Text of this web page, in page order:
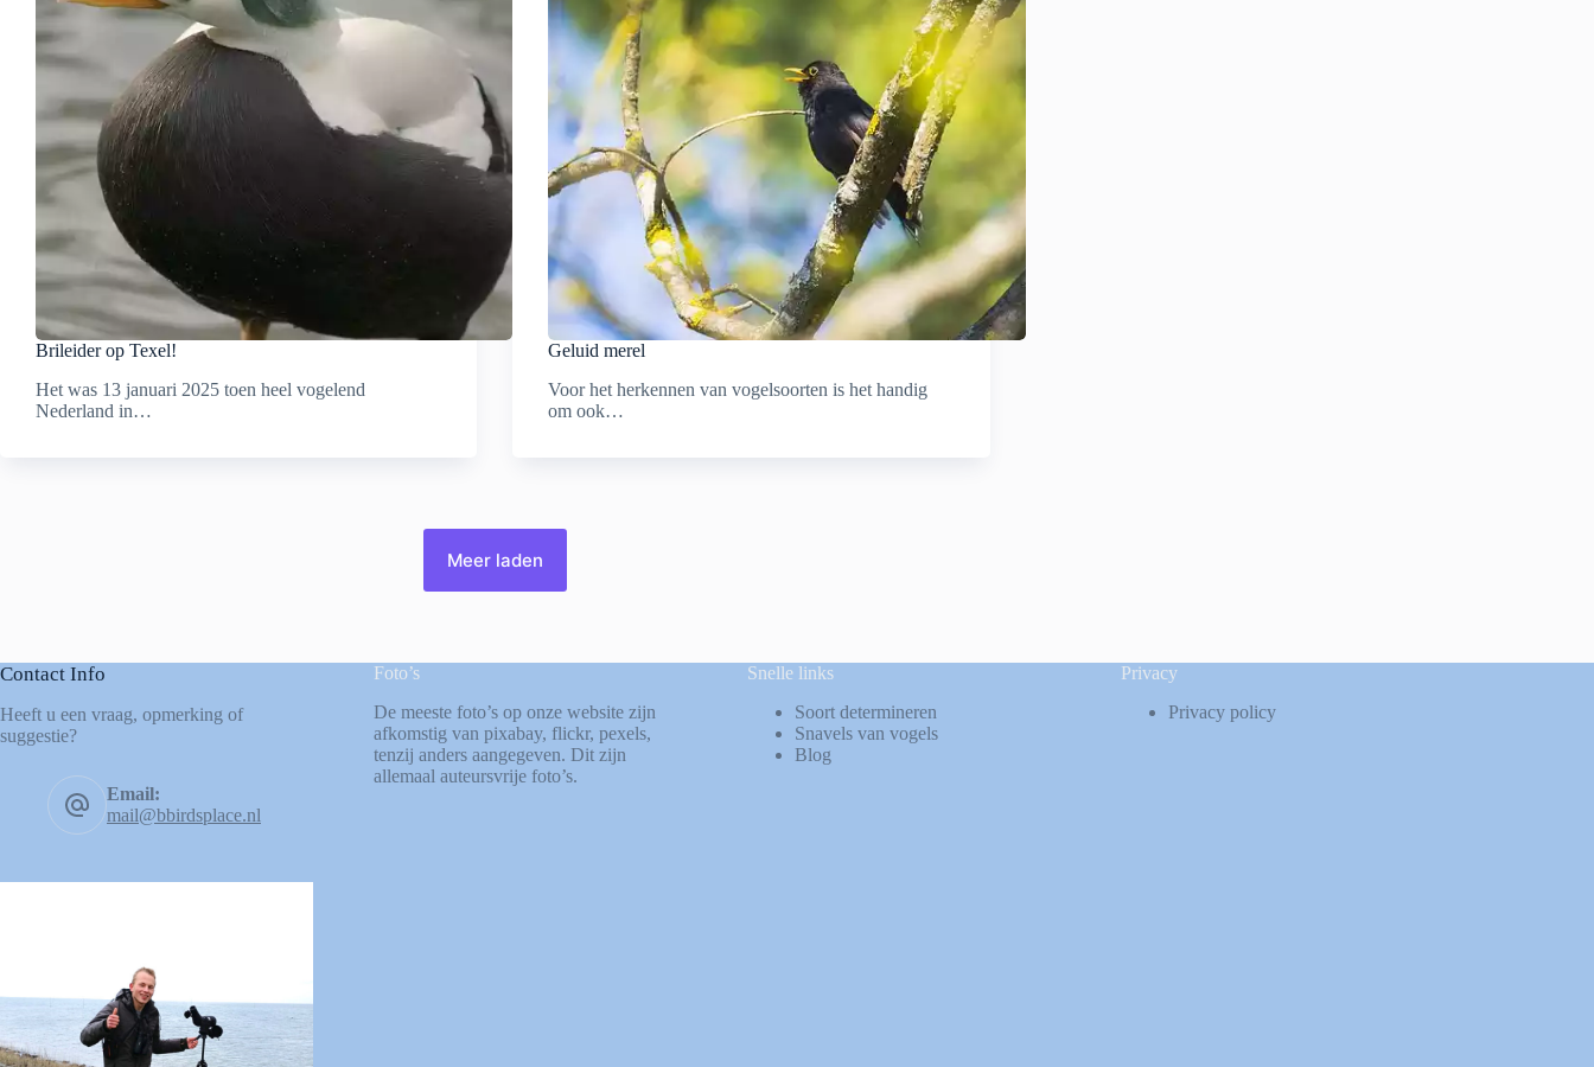
Brileider op Texel!
Het was 13 januari 2025 toen heel vogelend
Nederland in…
Geluid merel
Voor het herkennen van vogelsoorten is het handig
om ook…
Meer laden
Contact Info
Heeft u een vraag, opmerking of
suggestie?
Email:
mail@bbirdsplace.nl
Foto’s
De meeste foto’s op onze website zijn
afkomstig van pixabay, flickr, pexels,
tenzij anders aangegeven. Dit zijn
allemaal auteursvrije foto’s.
Snelle links
Soort determineren
Snavels van vogels
Blog
Privacy
Privacy policy